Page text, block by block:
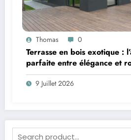
Thomas 0
Terrasse en bois exotique :
parfaite entre élégance et
9 Juillet 2026